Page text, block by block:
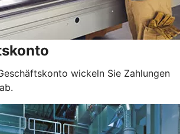
wickeln Sie Zahlungen